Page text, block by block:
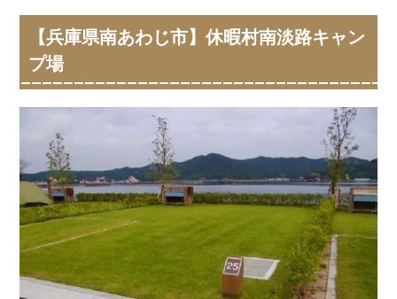
【兵庫県南あわじ市】休暇村南淡路キャン
プ場